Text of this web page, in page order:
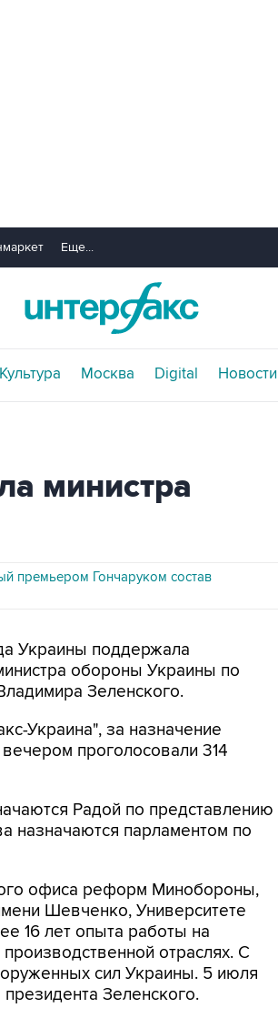
Еще...
Культура Москва Digital Новости
министра
премьером Гончаруком состав
Украины поддержала
обороны Украины по
Зеленского.
Украина", за назначение
проголосовали 314
Радой по представлению
назначаются парламентом по
офиса реформ Минобороны,
Шевченко, Университете
16 лет опыта работы на
отраслях. С
сил Украины. 5 июля
Зеленского.